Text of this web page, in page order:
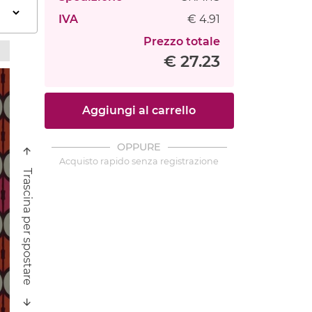
Trascina per spostare
IVA
€ 4.91
Prezzo totale
€ 27.23
Aggiungi al carrello
OPPURE
Acquisto rapido senza registrazione